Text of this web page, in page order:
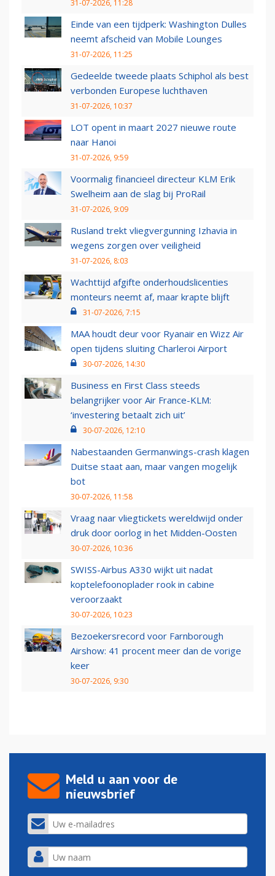
31-07-2026, 11:28
Einde van een tijdperk: Washington Dulles
neemt afscheid van Mobile Lounges
31-07-2026, 11:25
Gedeelde tweede plaats Schiphol als best
verbonden Europese luchthaven
31-07-2026, 10:37
LOT opent in maart 2027 nieuwe route
naar Hanoi
31-07-2026, 9:59
Voormalig financieel directeur KLM Erik
Swelheim aan de slag bij ProRail
31-07-2026, 9:09
Rusland trekt vliegvergunning Izhavia in
wegens zorgen over veiligheid
31-07-2026, 8:03
Wachttijd afgifte onderhoudslicenties
monteurs neemt af, maar krapte blijft
31-07-2026, 7:15
MAA houdt deur voor Ryanair en Wizz Air
open tijdens sluiting Charleroi Airport
30-07-2026, 14:30
Business en First Class steeds
belangrijker voor Air France-KLM:
‘investering betaalt zich uit’
30-07-2026, 12:10
Nabestaanden Germanwings-crash klagen
Duitse staat aan, maar vangen mogelijk
bot
30-07-2026, 11:58
Vraag naar vliegtickets wereldwijd onder
druk door oorlog in het Midden-Oosten
30-07-2026, 10:36
SWISS-Airbus A330 wijkt uit nadat
koptelefoonoplader rook in cabine
veroorzaakt
30-07-2026, 10:23
Bezoekersrecord voor Farnborough
Airshow: 41 procent meer dan de vorige
keer
30-07-2026, 9:30
Meld u aan voor de
nieuwsbrief